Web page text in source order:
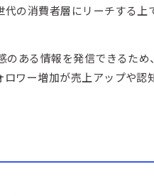
代の消費者層にリーチする上
ある情報を発信できるた
ワー増加が売上アップや認